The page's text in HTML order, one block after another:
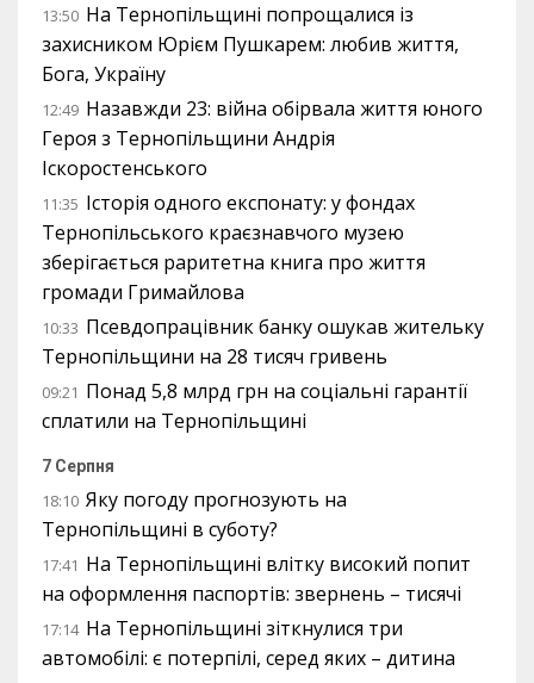
13:50 На Тернопільщині попрощалися із
захисником Юрієм Пушкарем: любив життя,
Бога, Україну
12:49 Назавжди 23: війна обірвала життя юного
Героя з Тернопільщини Андрія
Іскоростенського
11:35 Історія одного експонату: у фондах
Тернопільського краєзнавчого музею
зберігається раритетна книга про життя
громади Гримайлова
10:33 Псевдопрацівник банку ошукав жительку
Тернопільщини на 28 тисяч гривень
09:21 Понад 5,8 млрд грн на соціальні гарантії
сплатили на Тернопільщині
7 Серпня
18:10 Яку погоду прогнозують на
Тернопільщині в суботу?
17:41 На Тернопільщині влітку високий попит
на оформлення паспортів: звернень – тисячі
17:14 На Тернопільщині зіткнулися три
автомобілі: є потерпілі, серед яких – дитина